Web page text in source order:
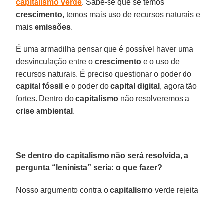
capitalismo verde. Sabe-se que se temos
crescimento, temos mais uso de recursos naturais e
maisemissões.
É uma armadilha pensar que é possível haver uma
desvinculação entre ocrescimento e o uso de
recursos naturais. É preciso questionar o poder do
capital fóssil e o poder docapital digital , agora tão
fortes. Dentro docapitalismo não resolveremos a
crise ambiental .
Se dentro do capitalismo não será resolvida, a
pergunta “leninista” seria: o que fazer?
Nosso argumento contra ocapitalismo verde rejeita